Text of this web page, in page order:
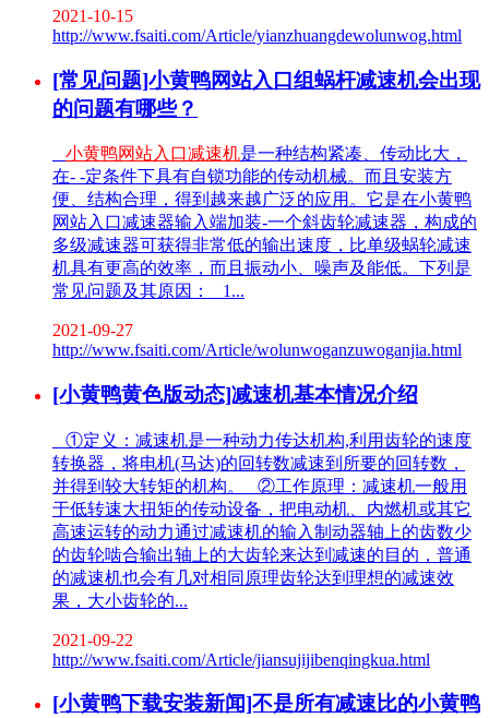
2021-10-15
http://www.fsaiti.com/Article/yianzhuangdewolunwog.html
[常见问题]小黄鸭网站入口组蜗杆减速机会出现
的问题有哪些？
小黄鸭网站入口减速机是一种结构紧凑、传动比大，
在- -定条件下具有自锁功能的传动机械。而且安装方
便、结构合理，得到越来越广泛的应用。它是在小黄鸭
网站入口减速器输入端加装-一个斜齿轮减速器，构成的
多级减速器可获得非常低的输出速度，比单级蜗轮减速
机具有更高的效率，而且振动小、噪声及能低。下列是
常见问题及其原因： 1...
2021-09-27
http://www.fsaiti.com/Article/wolunwoganzuwoganjia.html
[小黄鸭黄色版动态]减速机基本情况介绍
①定义：减速机是一种动力传达机构,利用齿轮的速度
转换器，将电机(马达)的回转数减速到所要的回转数，
并得到较大转矩的机构。 ②工作原理：减速机一般用
于低转速大扭矩的传动设备，把电动机、内燃机或其它
高速运转的动力通过减速机的输入制动器轴上的齿数少
的齿轮啮合输出轴上的大齿轮来达到减速的目的，普通
的减速机也会有几对相同原理齿轮达到理想的减速效
果，大小齿轮的...
2021-09-22
http://www.fsaiti.com/Article/jiansujijibenqingkua.html
[小黄鸭下载安装新闻]不是所有减速比的小黄鸭